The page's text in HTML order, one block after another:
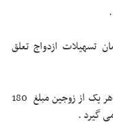
مــبلغ 180 میلیون تومان تسهیلات ازدواج تعلق
تبصره 1 : حسب بند قانونی یاد شده، به هر یک از زوجین مبلغ 180
گیرد .